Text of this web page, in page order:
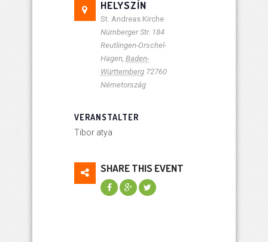
HELYSZÍN
St. Andreas Kirche
Nürnberger Str. 184
Reutlingen-Orschel-
Hagen Baden-
Württemberg 72760
Németország
VERANSTALTER
Tibor atya
SHARE THIS EVENT